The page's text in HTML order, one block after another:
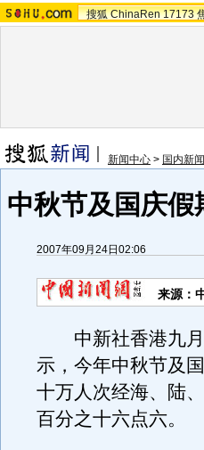
搜狐 ChinaRen 17173
新闻中心 > 国内新闻
中秋节及国庆
2007年09月24日02:06
来源：
中新社香港九月
示，今年中秋节及
十万人次经海、陆
百分之十六点六。